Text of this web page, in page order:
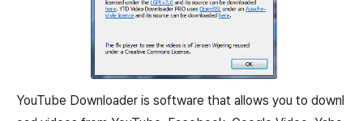
YouTube Downloader is software that allows you to downl